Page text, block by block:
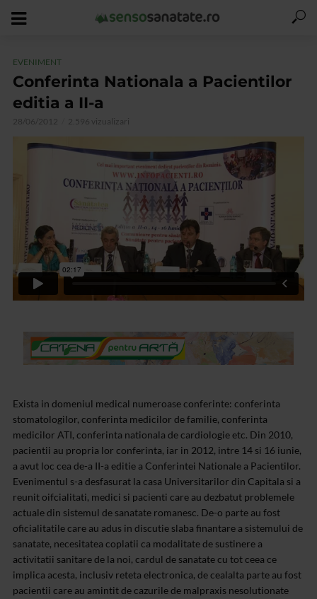
EVENIMENT
Conferinta Nationala a Pacientilor
editia a II-a
28/06/2012 2.596 vizualizari
Exista in domeniul medical numeroase conferinte: conferinta
stomatologilor, conferinta medicilor de familie, conferinta
medicilor ATI, conferinta nationala de cardiologie etc. Din 2010,
pacientii au propria lor conferinta, iar in 2012, intre 14 si 16 iunie,
a avut loc cea de-a II-a editie a Conferintei Nationale a Pacientilor.
Evenimentul s-a desfasurat la casa Universitarilor din Capitala si a
reunit oifcialitati, medici si pacienti care au dezbatut problemele
actuale din sistemul de sanatate romanesc. De-o parte au fost
oficialitatile care au adus in discutie slaba finantare a sistemului de
sanatate, necesitatea coplatii ca modalitate de sustinere a
activitatii sanitare de la noi, cardul de sanatate cu tot ceea ce
implica acesta, inclusiv reteta electronica, de cealalta parte au fost
pacientii care au amintit de cazurile de malpraxis nesolutionate